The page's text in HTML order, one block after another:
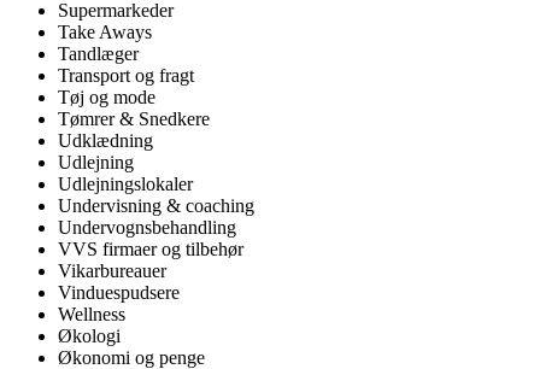
Supermarkeder
Take Aways
Tandlæger
Transport og fragt
Tøj og mode
Tømrer & Snedkere
Udklædning
Udlejning
Udlejningslokaler
Undervisning & coaching
Undervognsbehandling
VVS firmaer og tilbehør
Vikarbureauer
Vinduespudsere
Wellness
Økologi
Økonomi og penge